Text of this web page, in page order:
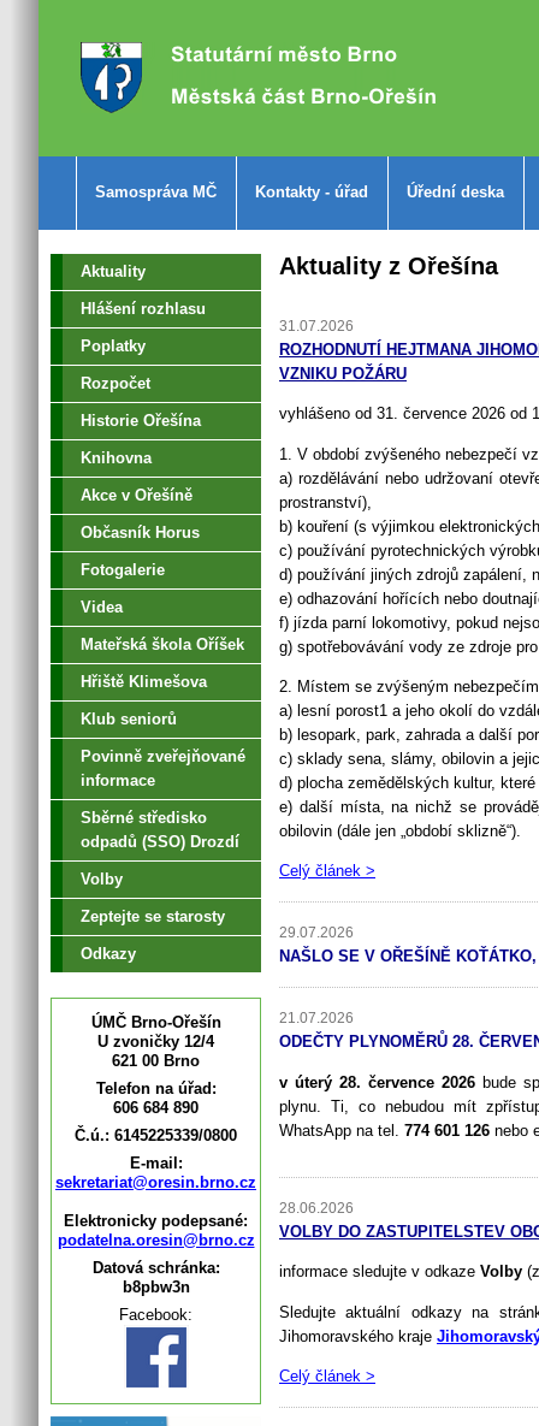
Samospráva MČ Kontakty - úřad Úřední deska
Aktuality
Hlášení rozhlasu
Poplatky
Rozpočet
Historie Ořešína
Knihovna
Akce v Ořešíně
Občasník Horus
Fotogalerie
Videa
Mateřská škola Oříšek
Hřiště Klimešova
Klub seniorů
Povinně zveřejňované
informace
Sběrné středisko
odpadů (SSO) Drozdí
Volby
Zeptejte se starosty
Odkazy
ÚMČ Brno-Ořešín
U zvoničky 12/4
621 00 Brno
Telefon na úřad:
606 684 890
Č.ú.: 6145225339/0800
E-mail:
sekretariat@oresin.brno.cz
Elektronicky podepsané:
podatelna.oresin@brno.cz
Datová schránka:
b8pbw3n
Facebook:
Aktuality z Ořešína
31.07.2026
ROZHODNUTÍ HEJTMANA
VZNIKU POŽÁRU
vyhlášeno od 31. července 2026 od
1. V období zvýšeného nebezpečí
a) rozdělávání nebo udržovaní
prostranství),
b) kouření (s výjimkou
c) používání pyrotechnických
d) používání jiných zdrojů zapálení,
e) odhazování hořících nebo
f) jízda parní lokomotivy, pokud
g) spotřebovávání vody ze zdroje
2. Místem se zvýšeným
a) lesní porost1 a jeho okolí do
b) lesopark, park, zahrada a další
c) sklady sena, slámy, obilovin a
d) plocha zemědělských kultur,
e) další místa, na nichž se
obilovin (dále jen „období sklizně“).
Celý článek >
29.07.2026
NAŠLO SE V OŘEŠÍNĚ
21.07.2026
ODEČTY PLYNOMĚRŮ 28.
v úterý 28. července 2026 bude
plynu. Ti, co nebudou mít
WhatsApp na tel. 774 601 126 nebo
28.06.2026
VOLBY DO ZASTUPITELSTEV
informace sledujte v odkaze Volby
Sledujte aktuální odkazy na
Jihomoravského kraje
Celý článek >